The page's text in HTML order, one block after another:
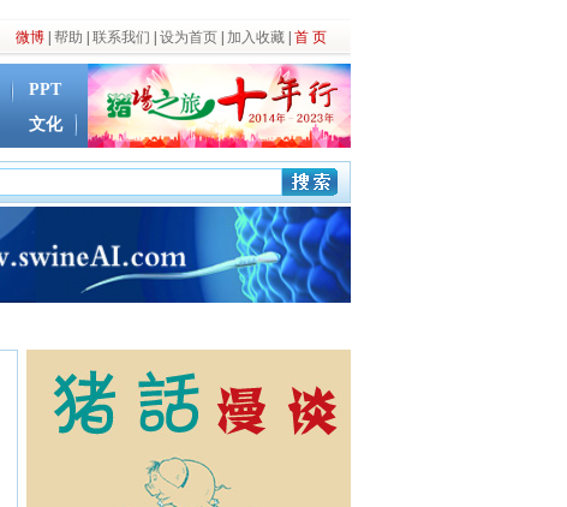
微博 帮助 联系我们 设为首页 加入收藏 首 页
PPT
文化